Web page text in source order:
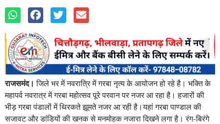
राजसमंद। जिले भर में नवरात्रि में गरबा नृत्य के आयोजन हो रहे है। भक्ति के
महापर्व नवरात्र में गरबा महोत्सव पूरे परवान पर नजर आ रहा है। हजारों की
भीड़ गरबा पंडालों में थिरकते झूमते नजर आ रही है।यहां गरबा पाण्डाल की
सजावट और डांडियों की खनक से मनमोहक नजारा दिखने लगा है। रंग-बिरंगे